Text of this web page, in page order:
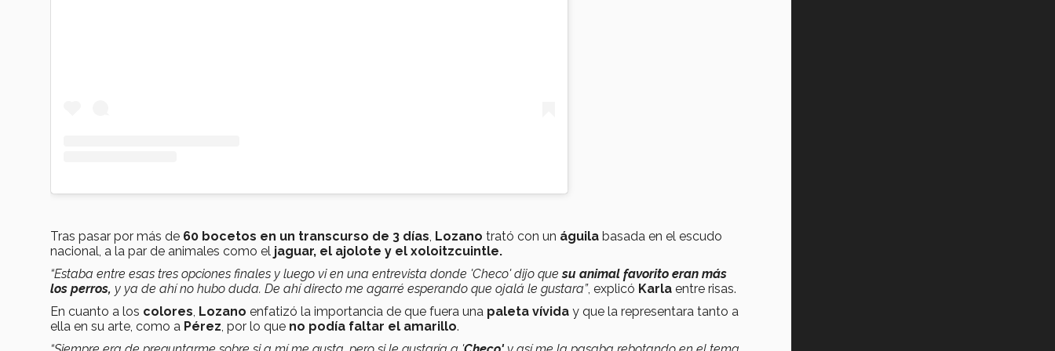
Tras pasar por más de 60 bocetos en un transcurso de 3 días, Lozano trató con un águila basada en el escudo
nacional, a la par de animales como el jaguar, el ajolote y el xoloitzcuintle.
“Estaba entre esas tres opciones finales y luego vi en una entrevista donde 'Checo' dijo quesu animal favorito eran más
los perros, y ya de ahí no hubo duda. De ahí directo me agarré esperando que ojalá le gustara”, explicó Karla entre risas.
En cuanto a los colores, Lozano enfatizó la importancia de que fuera una paleta vívida y que la representara tanto a
ella en su arte, como a Pérez, por lo que no podía faltar el amarillo.